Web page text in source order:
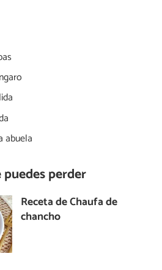
abuela
perder
Receta de Chaufa de
chancho